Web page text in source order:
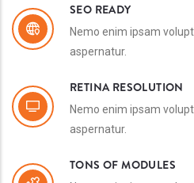
SEO READY
Nemo enim ipsam
aspernatur.
RETINA RESOLUTION
Nemo enim ipsam
aspernatur.
TONS OF MODULES